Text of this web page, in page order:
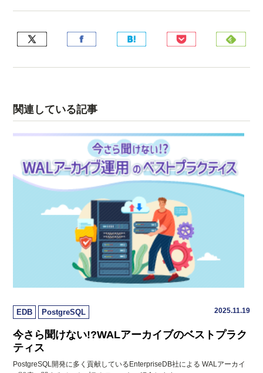
関連している記事
EDB PostgreSQL 2025.11.19
今さら聞けない!?WALアーカイブのベストプラク
ティス
PostgreSQL開発に多く貢献しているEnterpriseDB社による WALアーカイ